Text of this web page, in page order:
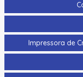
Impressora de